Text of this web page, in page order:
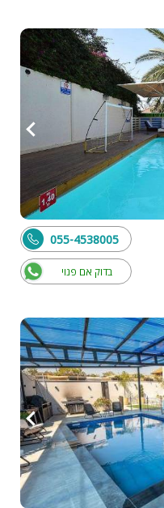
בדוק אם פנוי
055-4538005